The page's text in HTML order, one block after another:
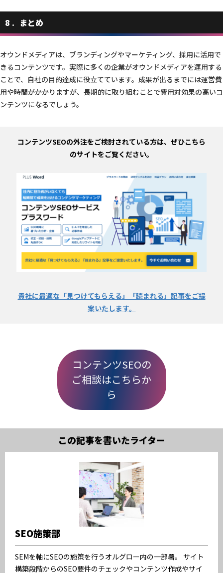
8 まとめ
オウンドメディアは、ブランディングやマーケティング、採用に活用で
きるコンテンツです。実際に多くの企業がオウンドメディアを運用する
ことで、自社の目的達成に役立てています。成果が出るまでには運営費
用や時間がかかりますが、長期的に取り組むことで費用対効果の高いコ
ンテンツになるでしょう。
コンテンツSEOの外注をご検討されている方は、ぜひこちら
のサイトをご覧ください。
貴社に最適な「見つけてもらえる」「読まれる」記事をご提
案いたします。
コンテンツSEOの
ご相談はこちらか
ら
この記事を書いたライター
SEO施策部
SEMを軸にSEOの施策を行うオルグロー内の一部署。 サイト
構築段階からのSEO要件のチェックやコンテンツ作成やサイ